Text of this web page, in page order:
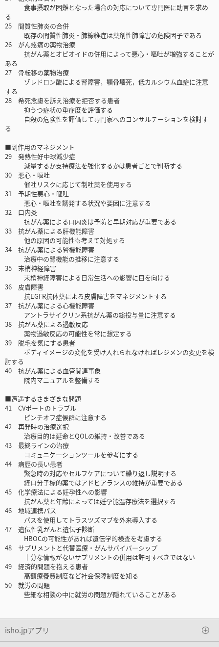
食事摂取が困難となった場合の対応について専門医に助言を求め
る
25 間質性肺炎の合併
既存の間質性肺炎・肺線維症は薬剤性肺障害の危険因子である
26 がん疼痛の薬物治療
抗がん薬とオピオイドの併用によって悪心・嘔吐が増強することが
ある
27 骨転移の薬物治療
ゾレドロン酸による腎障害，顎骨壊死，低カルシウム血症に注意
する
28 希死念慮を訴え治療を拒否する患者
抑うつ症状の重症度を評価する
自殺の危険性を評価して専門家へのコンサルテーションを検討す
る
■副作用のマネジメント
29 発熱性好中球減少症
減量するか支持療法を強化するかは患者ごとで判断する
30 悪心・嘔吐
催吐リスクに応じて制吐薬を使用する
31 予期性悪心・嘔吐
悪心・嘔吐を誘発する状況や要因に注意する
32 口内炎
抗がん薬による口内炎は予防と早期対応が重要である
33 抗がん薬による肝機能障害
他の原因の可能性も考えて対処する
34 抗がん薬による腎機能障害
治療中の腎機能の推移に注意する
35 末梢神経障害
末梢神経障害による日常生活への影響に目を向ける
36 皮膚障害
抗EGFR抗体薬による皮膚障害をマネジメントする
37 抗がん薬による心機能障害
アントラサイクリン系抗がん薬の総投与量に注意する
38 抗がん薬による過敏反応
薬物過敏反応の可能性を常に想定する
39 脱毛を気にする患者
ボディイメージの変化を受け入れられなければレジメンの変更を検
討する
40 抗がん薬による血管関連事象
院内マニュアルを整備する
■遭遇するさまざまな問題
41 CVポートのトラブル
ピンチオフ症候群に注意する
42 再発時の治療選択
治療目的は延命とQOLの維持・改善である
43 最終ラインの治療
コミュニケーションツールを参考にする
44 病歴の長い患者
緊急時の対応やセルフケアについて繰り返し説明する
経口分子標的薬ではアドヒアランスの維持が重要である
45 化学療法による妊孕性への影響
抗がん薬と年齢によっては妊孕能温存療法を選択する
46 地域連携パス
パスを使用してトラスツズマブを外来導入する
47 遺伝性乳がんと遺伝子診断
HBOCの可能性があれば遺伝学的検査を考慮する
48 サプリメントと代替医療・がんサバイバーシップ
十分な情報がないサプリメントの併用は許可すべきではない
49 経済的問題を抱える患者
高額療養費制度など社会保障制度を知る
50 就労の問題
些細な相談の中に就労の問題が隠れていることがある
isho.jpアプリ